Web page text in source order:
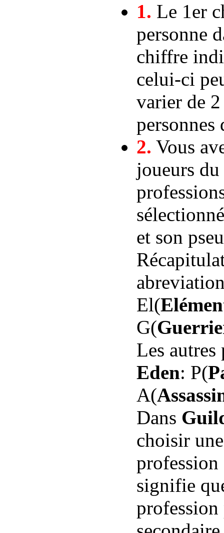
1. Le 1er
personne
chiffre
celui-ci
varier de
personnes
2. Vous
joueurs
et son
El(
G(
Les
Eden: P(
A(
Dans
choisir
profession
signifie